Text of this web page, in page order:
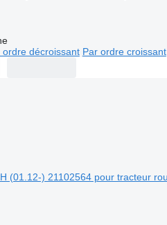
ordre décroissant Par ordre croissant